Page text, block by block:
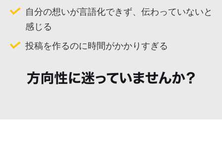
自分の想いが言語化できず、伝わっていないと
感じる
投稿を作るのに時間がかかりすぎる